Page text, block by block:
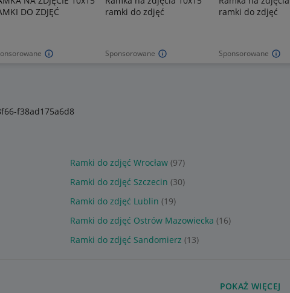
DO ZDJĘĆ
Sponsorowane
ramki do zdjęć
Sponsorowane
ramki do zdjęć
f38ad175a6d8
Ramki do zdjęć Wrocław (97)
Ramki do zdjęć Szczecin (30)
Ramki do zdjęć Lublin (19)
Ramki do zdjęć Ostrów Mazowiecka (16)
Ramki do zdjęć Sandomierz (13)
POKAŻ WIĘCEJ